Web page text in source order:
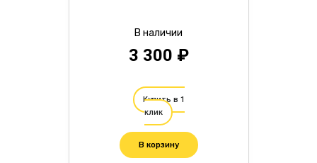
В наличии
3 300 ₽
Купить в 1
клик
В корзину